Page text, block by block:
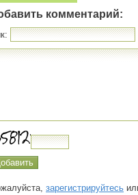
комментарий:
зарегистрируйтесь